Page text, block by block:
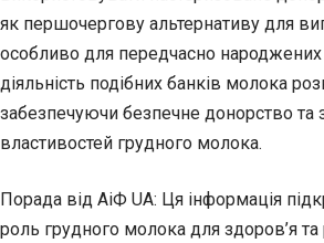
як першочергову альтернативу для
особливо для передчасно народжених
діяльність подібних банків молока
забезпечуючи безпечне донорство та
властивостей грудного молока.
Порада від АіФ UA: Ця інформація
роль грудного молока для здоров’я